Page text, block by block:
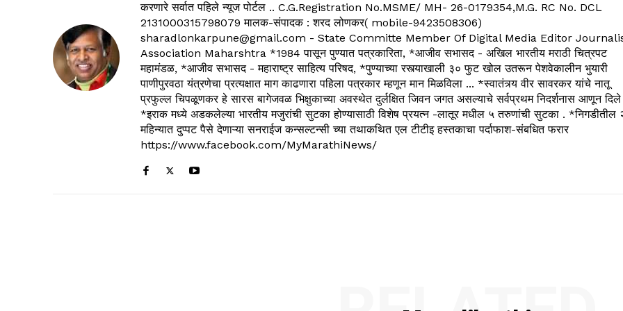
करणारे सर्वात पहिले न्यूज पोर्टल .. C.G.Registration No.MSME/ MH- 26-0179354,M.G. RC No. DCL
2131000315798079 मालक-संपादक : शरद लोणकर( mobile-9423508306)
sharadlonkarpune@gmail.com - State Committe Member Of Digital Media Editor
Association Maharshtra *1984 पासून पुण्यात पत्रकारिता, *आजीव सभासद - अखिल भारतीय मराठी चित्रपट
महामंडळ, *आजीव सभासद - महाराष्ट्र साहित्य परिषद, *पुण्याच्या रस्त्याखाली ३० फुट खोल उतरून पेशवेकालीन भुयारी
पाणीपुरवठा यंत्रणेचा प्रत्यक्षात माग काढणारा पहिला पत्रकार म्हणून मान मिळविला ... *स्वातंत्र्य वीर सावरकर यांचे नातू
प्रफुल्ल चिपळूणकर हे सारस बागेजवळ भिक्षुकाच्या अवस्थेत दुर्लक्षित जिवन जगत असल्याचे सर्वप्रथम निदर्शनास आणून दिले
*इराक मध्ये अडकलेल्या भारतीय मजुरांची सुटका होण्यासाठी विशेष प्रयत्न -लातूर मधील ५ तरुणांची सुटका . *निगडीतील
महिन्यात दुप्पट पैसे देणाऱ्या सनराईज कन्सल्टन्सी च्या तथाकथित एल टीटीइ हस्तकाचा पर्दाफाश-संबधित फरार
https://www.facebook.com/MyMarathiNews/